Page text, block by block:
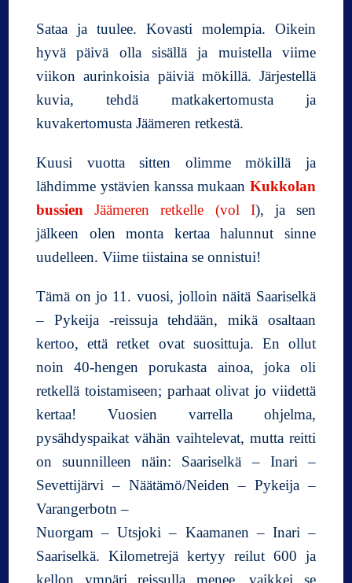
Sataa ja tuulee. Kovasti molempia. Oikein
hyvä päivä olla sisällä ja muistella viime
viikon aurinkoisia päiviä mökillä. Järjestellä
kuvia, tehdä matkakertomusta ja
kuvakertomusta Jäämeren retkestä.
Kuusi vuotta sitten olimme mökillä ja
lähdimme ystävien kanssa mukaan Kukkolan
bussien
Jäämeren retkelle (vol I), ja sen
jälkeen olen monta kertaa halunnut sinne
uudelleen. Viime tiistaina se onnistui!
Tämä on jo 11. vuosi, jolloin näitä Saariselkä
– Pykeija -reissuja tehdään, mikä osaltaan
kertoo, että retket ovat suosittuja. En ollut
noin 40-hengen porukasta ainoa, joka oli
retkellä toistamiseen; parhaat olivat jo viidettä
kertaa! Vuosien varrella ohjelma,
pysähdyspaikat vähän vaihtelevat, mutta reitti
on suunnilleen näin: Saariselkä – Inari –
Sevettijärvi – Näätämö/Neiden – Pykeija –
Varangerbotn –
Nuorgam – Utsjoki – Kaamanen – Inari –
Saariselkä. Kilometrejä kertyy reilut 600 ja
kellon ympäri reissulla menee, vaikkei se